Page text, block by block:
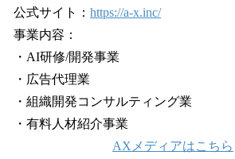
公式サイト： https://a-x.inc/
事業内容：
・AI研修/開発事業
・広告代理業
・組織開発コンサルティング業
・有料人材紹介事業
AXメディアはこちら